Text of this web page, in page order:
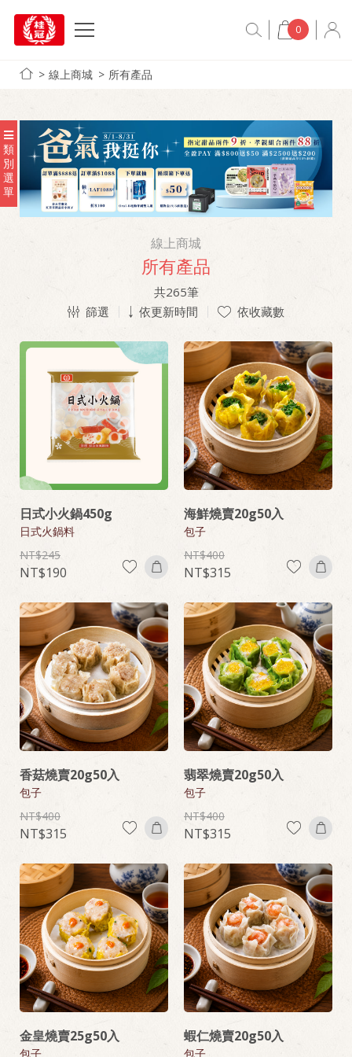
0
線上商城 所有產品
類
別
選
單
線上商城
所有產品
共265筆
篩選
依更新時間 依收藏數
日式小火鍋450g
日式火鍋料
245
190
海鮮燒賣20g50入
包子
400
315
香菇燒賣20g50入
包子
400
315
翡翠燒賣20g50入
包子
400
315
金皇燒賣25g50入
包子
蝦仁燒賣20g50入
包子